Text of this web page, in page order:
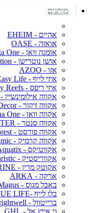
מותגים
אהיים - EHEIM
אואזה - OASE
אומגה וואן - Omega One
אושן נוטרישן - Ocean Nutrition
אזו - AZOO
איזי לייף - Easy Life
איזי ריפס - Easy Reefs
אקווה אילומינשיין - AI Aqua Illumination
אקווה דקור - Aqua Decor
אקווה וואן - Aqua One
אקווה סנטר - AQUA CENTER
אקווה פורסט - Aqua Forest
אקווה קרמיק - Aqua Ceramic
אקווטיקס - Aquatix
אקווריסטיק - Aquaristic
אקוטק מרין - ECOTECH MARINE
ארקה - ARKA
באבל מגוס - Bubble Magus
בלו לייף -BLUE LIFE
ברייטוול - Brightwell
גי אייץ אל - GHL